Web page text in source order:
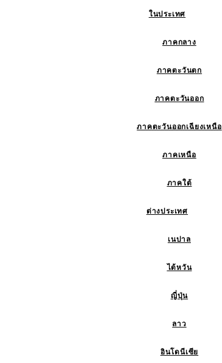
ในประเทศ
ภาคกลาง
ภาคตะวันตก
ภาคตะวันออก
ภาคตะวันออกเฉียงเหนือ
ภาคเหนือ
ภาคใต้
ต่างประเทศ
เนปาล
ไต้หวัน
ญี่ปุ่น
ลาว
อินโดนีเซีย